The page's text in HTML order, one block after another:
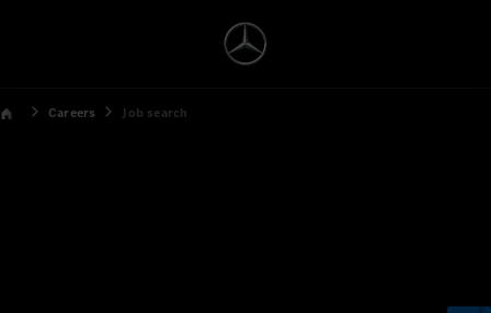
Careers Job search